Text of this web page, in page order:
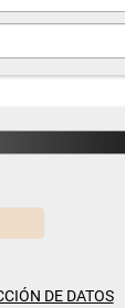
DE DATOS